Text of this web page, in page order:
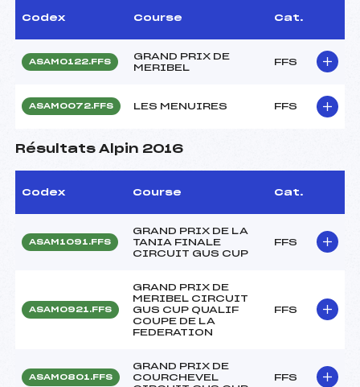
Codex Course Cat.
ASAM0122.FFS
GRAND PRIX DE
MERIBEL
FFS
ASAM0072.FFS LES MENUIRES FFS
Résultats Alpin 2016
Codex Course Cat.
ASAM1091.FFS
GRAND PRIX DE LA
TANIA FINALE
CIRCUIT GUS CUP
FFS
ASAM0921.FFS
GRAND PRIX DE
MERIBEL CIRCUIT
GUS CUP QUALIF
COUPE DE LA
FEDERATION
FFS
ASAM0801.FFS
GRAND PRIX DE
COURCHEVEL
FFS